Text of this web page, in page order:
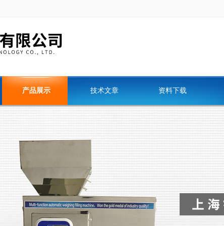
产品展示 技术文章 资料下载